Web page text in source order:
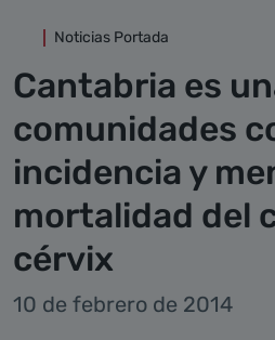
Noticias Portada
Cantabria es
comunidades
incidencia y
mortalidad del
cérvix
10 de febrero de 2014